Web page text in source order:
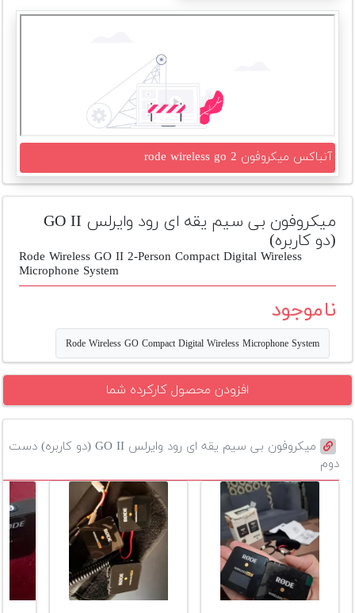
تجهیزات
دوم
لیست
قیمت
دوربین
بله
آنباکس میکروفون rode wireless go 2
میکروفون بی سیم یقه ای رود وایرلس GO II
(دو کاربره)
Rode Wireless GO II 2-Person Compact Digital Wireless
Microphone System
ناموجود
Rode Wireless GO Compact Digital Wireless Microphone System
افزودن محصول کارکرده شما
میکروفون بی سیم یقه ای رود وایرلس GO II (دو کاربره) دست
دوم